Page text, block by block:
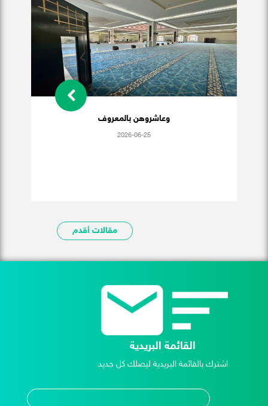
وعاشروهن بالمعروف
2026-06-25
مقالات أقدم
القائمة البريدية
اشترك بالقائمة البريدية ليصلك كل جديد